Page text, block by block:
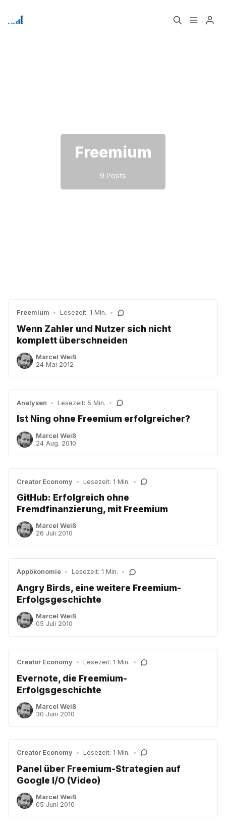
Freemium
9 Posts
Freemium • Lesezeit: 1 Min. •
Wenn Zahler und Nutzer sich nicht
komplett überschneiden
Marcel Weiß
24 Mai 2012
Analysen • Lesezeit: 5 Min. •
Ist Ning ohne Freemium erfolgreicher?
Marcel Weiß
24 Aug. 2010
Creator Economy • Lesezeit: 1 Min. •
GitHub: Erfolgreich ohne
Fremdfinanzierung, mit Freemium
Marcel Weiß
26 Juli 2010
Appökonomie • Lesezeit: 1 Min. •
Angry Birds, eine weitere Freemium-
Erfolgsgeschichte
Marcel Weiß
05 Juli 2010
Creator Economy • Lesezeit: 1 Min. •
Evernote, die Freemium-
Erfolgsgeschichte
Marcel Weiß
30 Juni 2010
Creator Economy • Lesezeit: 1 Min. •
Panel über Freemium-Strategien auf
Google I/O (Video)
Marcel Weiß
05 Juni 2010